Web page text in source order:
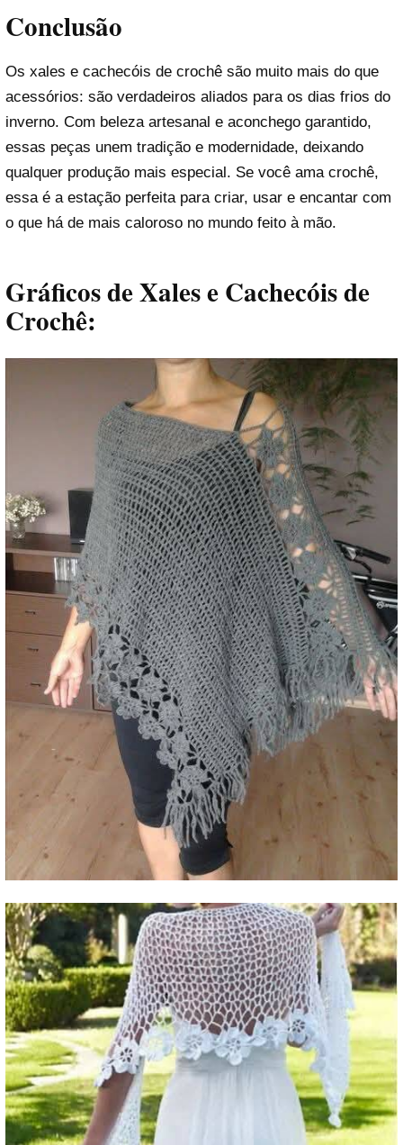
Conclusão
Os xales e cachecóis de crochê são muito mais do que
acessórios: são verdadeiros aliados para os dias frios do
inverno. Com beleza artesanal e aconchego garantido,
essas peças unem tradição e modernidade, deixando
qualquer produção mais especial. Se você ama crochê,
essa é a estação perfeita para criar, usar e encantar com
o que há de mais caloroso no mundo feito à mão.
Gráficos de Xales e Cachecóis de
Crochê: